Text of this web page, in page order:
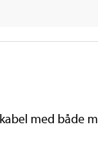
med både